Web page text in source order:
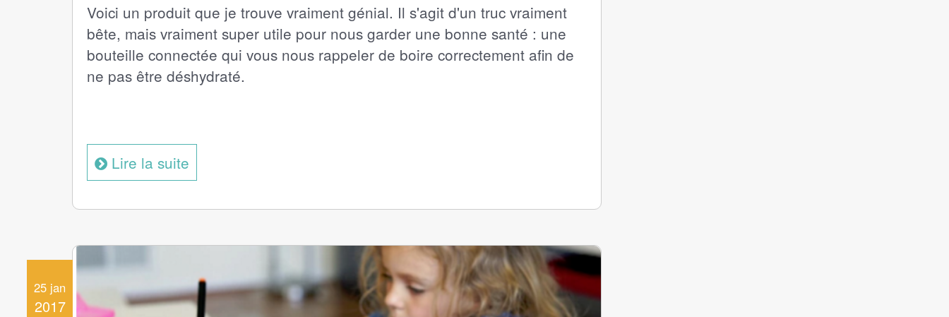
Voici un produit que je trouve vraiment génial. Il s'agit d'un truc vraiment
bête, mais vraiment super utile pour nous garder une bonne santé : une
bouteille connectée qui vous nous rappeler de boire correctement afin de
ne pas être déshydraté.
Lire la suite
25 jan
2017